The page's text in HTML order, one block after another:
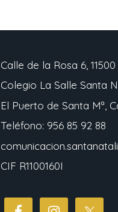
Calle de la Rosa 6, 11500
Colegio La Salle Santa
El Puerto de Santa Mª,
Teléfono: 956 85 92 88
CIF R1100160I